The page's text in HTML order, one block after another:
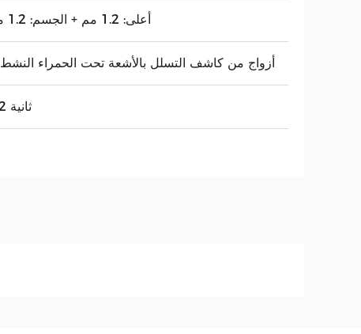
أعلى: 1.2 مم + الجسم: 1.2 مم
5 أزواج من كاشف التسلل بالأشعة تحت الحمراء النشط
0.2 ثانية